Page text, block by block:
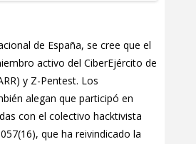
de España, se cree que el
activo del CiberEjército de
y Z-Pentest. Los
alegan que participó en
con el colectivo hacktivista
que ha reivindicado la